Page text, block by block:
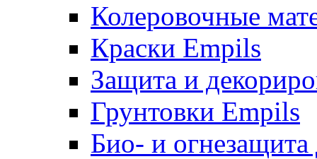
Колеровочные
Краски Empils
Защита и
Грунтовки Empils
Био- и